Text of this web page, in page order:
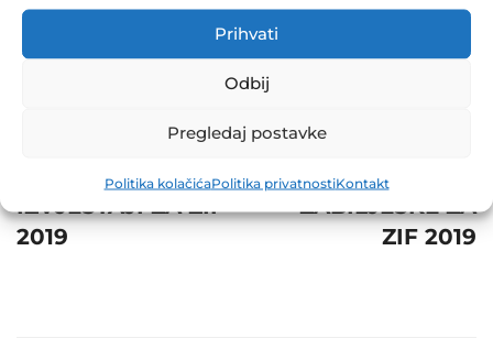
Prihvati
Odbij
Pregledaj postavke
Politika kolačićaPolitika privatnostiKontakt
DEVETOMJESEČNI
IZVJEŠTAJI ZA ZIF
2019
SKRAĆENE
ZABILJEŠKE ZA
ZIF 2019